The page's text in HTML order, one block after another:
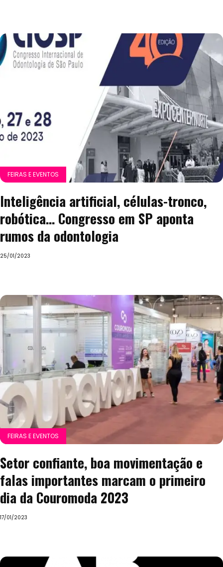
FEIRAS E EVENTOS
Inteligência artificial, células-tronco,
robótica… Congresso em SP aponta
rumos da odontologia
25/01/2023
FEIRAS E EVENTOS
Setor confiante, boa movimentação e
falas importantes marcam o primeiro
dia da Couromoda 2023
17/01/2023